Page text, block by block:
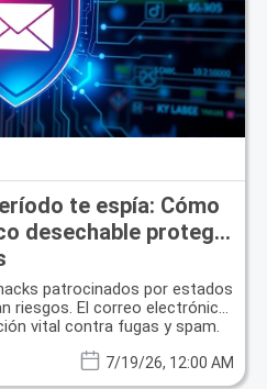
te espía: Cómo
desechable protege
patrocinados por estados
riesgos. El correo electrónico
vital contra fugas y spam.
7/19/26, 12:00 AM